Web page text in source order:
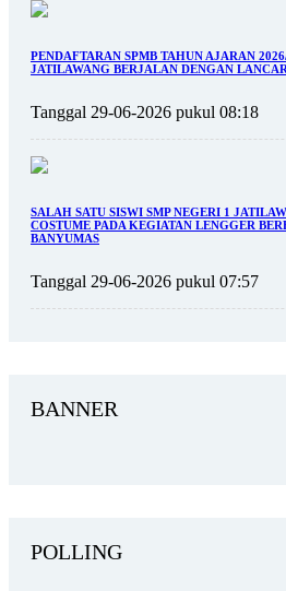
PENDAFTARAN SPMB TAHUN AJARAN
JATILAWANG BERJALAN DENGAN
Tanggal 29-06-2026 pukul 08:18
SALAH SATU SISWI SMP NEGERI 1
COSTUME PADA KEGIATAN LENGGER
BANYUMAS
Tanggal 29-06-2026 pukul 07:57
BANNER
POLLING